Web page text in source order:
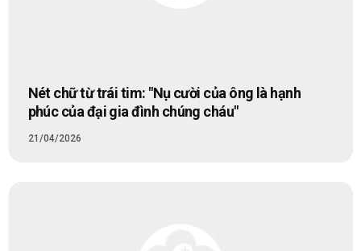
Nét chữ từ trái tim: "Nụ cười của ông là hạnh
phúc của đại gia đình chúng cháu"
21/04/2026